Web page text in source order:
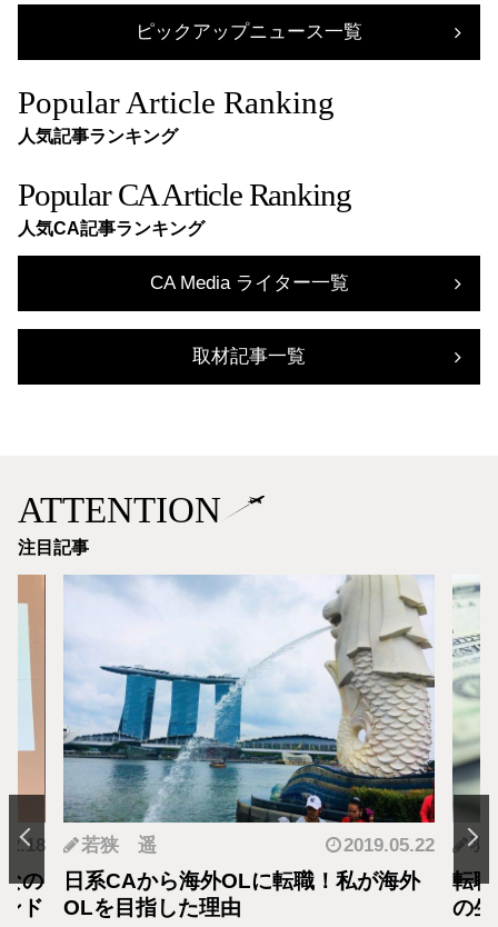
ピックアップニュース一覧
Popular Article Ranking
人気記事ランキング
Popular CA Article Ranking
人気CA記事ランキング
CA Media ライター一覧
取材記事一覧
ATTENTION
注目記事
の
ド
若狭 遥 2019.05.22
日系CAから海外OLに転職！私が海外
OLを目指した理由
羽
転
の